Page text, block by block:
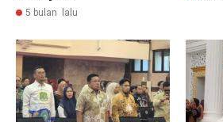
5 bulan lalu